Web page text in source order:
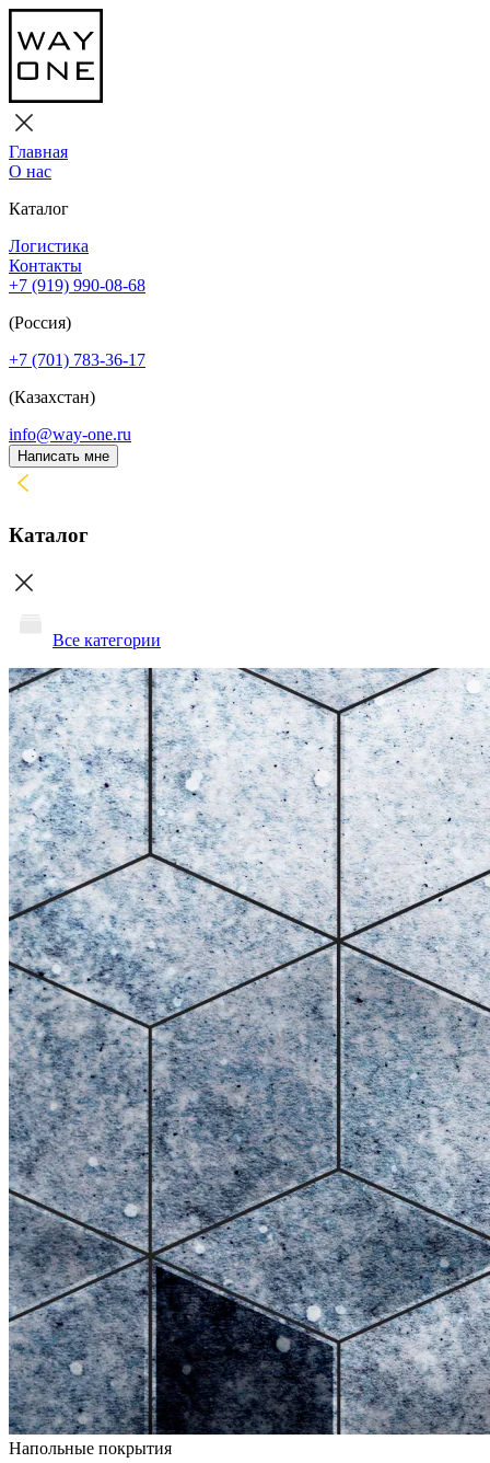
Главная
О нас
Каталог
Логистика
Контакты
+7 (919) 990-08-68
(Россия)
+7 (701) 783-36-17
(Казахстан)
info@way-one.ru
Написать мне
Каталог
Все категории
Напольные покрытия